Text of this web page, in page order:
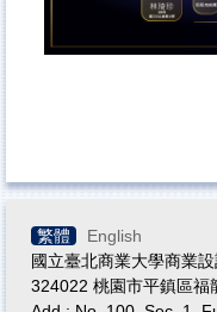
繁體
English
國立臺北商業大學商業
324022 桃園市平鎮區福